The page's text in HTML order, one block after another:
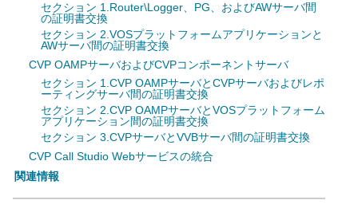
セクション 1.Router\Logger、PG、およびAWサーバ間
の証明書交換
セクション 2.VOSプラットフォームアプリケーションと
AWサーバ間の証明書交換
CVP OAMPサーバおよびCVPコンポーネントサーバ
セクション 1.CVP OAMPサーバとCVPサーバおよびレポ
ーティングサーバ間の証明書交換
セクション 2.CVP OAMPサーバとVOSプラットフォーム
アプリケーション間の証明書交換
セクション 3.CVPサーバとVVBサーバ間の証明書交換
CVP Call Studio Webサービスの統合
関連情報